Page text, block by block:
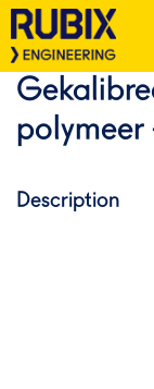
Description